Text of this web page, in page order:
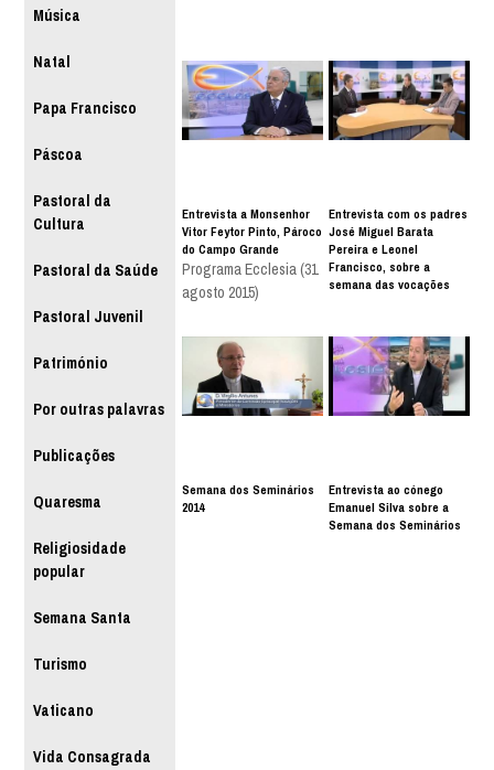
Música
Natal
Papa Francisco
Páscoa
Pastoral da
Cultura
Pastoral da Saúde
Pastoral Juvenil
Património
Por outras palavras
Publicações
Quaresma
Religiosidade
popular
Semana Santa
Turismo
Vaticano
Vida Consagrada
Entrevista a Monsenhor
Vitor Feytor Pinto, Pároco
do Campo Grande
Programa Ecclesia (31
agosto 2015)
Entrevista com os padres
José Miguel Barata
Pereira e Leonel
Francisco, sobre a
semana das vocações
Semana dos Seminários
2014
Entrevista ao cónego
Emanuel Silva sobre a
Semana dos Seminários